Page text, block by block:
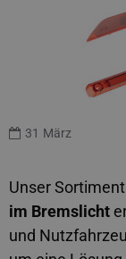
31 März
Unser
im Bremslicht
und